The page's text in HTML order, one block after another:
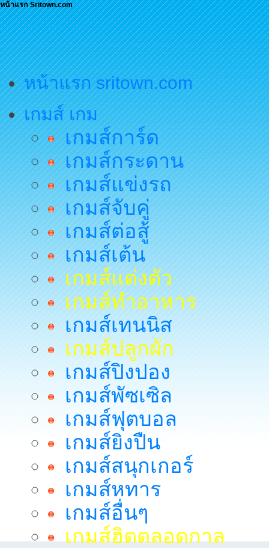
หน้าแรก Sritown.com
หน้าแรก sritown.com
เกมส์ เกม
เกมส์การ์ด
เกมส์กระดาน
เกมส์แข่งรถ
เกมส์จับคู่
เกมส์ต่อสู้
เกมส์เต้น
เกมส์แต่งตัว
เกมส์ทำอาหาร
เกมส์เทนนิส
เกมส์ปลูกผัก
เกมส์ปิงปอง
เกมส์พัซเซิล
เกมส์ฟุตบอล
เกมส์ยิงปืน
เกมส์สนุกเกอร์
เกมส์หทาร
เกมส์อื่นๆ
เกมส์ฮิตตลอดกาล